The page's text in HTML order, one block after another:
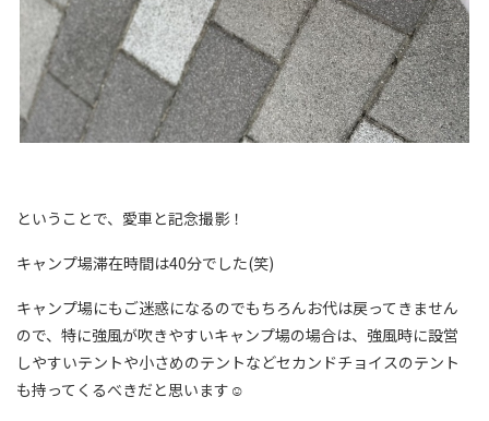
ということで、愛車と記念撮影！
キャンプ場滞在時間は40分でした(笑)
キャンプ場にもご迷惑になるのでもちろんお代は戻ってきません
ので、特に強風が吹きやすいキャンプ場の場合は、強風時に設営
しやすいテントや小さめのテントなどセカンドチョイスのテント
も持ってくるべきだと思います☺